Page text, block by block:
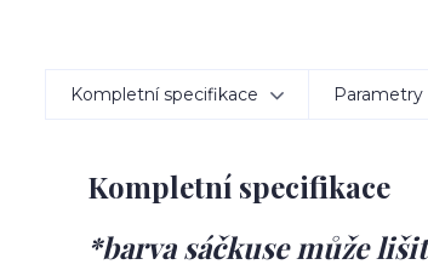
Kompletní specifikace Parametry
Kompletní specifikace
*barva sáčkuse může lišit